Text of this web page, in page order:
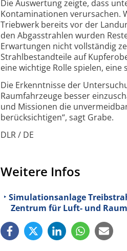
Die Auswertung zeigte, dass
Kontaminationen verursachen.
Triebwerk bereits vor der
den Abgasstrahlen wurden
Erwartungen nicht vollständig
Strahl­bestandteile auf
eine wichtige Rolle spielen, eine
Die Erkenntnisse der
Raumfahrzeuge besser
und Missionen die
berücksichtigen“, sagt Grabe.
DLR / DE
Weitere Infos
Simulationsanlage
Zentrum für Luft- und